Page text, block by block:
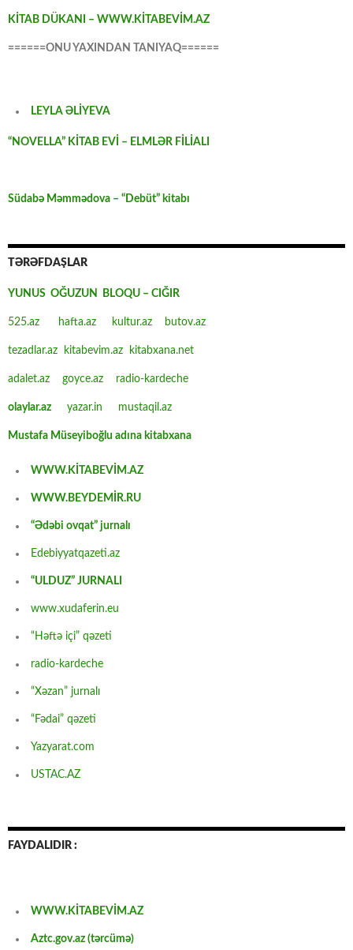
KİTAB DÜKANI – WWW.KİTABEVİM.AZ
======ONU YAXINDAN TANIYAQ======
LEYLA ƏLİYEVA
“NOVELLA” KİTAB EVİ – ELMLƏR FİLİALI
Südabə Məmmədova – “Debüt” kitabı
TƏRƏFDAŞLAR
YUNUS OĞUZUN BLOQU – CIĞIR
525.az hafta.az kultur.az butov.az
tezadlar.az kitabevim.az kitabxana.net
adalet.az goyce.az radio-kardeche
olaylar.az yazar.in mustaqil.az
Mustafa Müseyiboğlu adına kitabxana
WWW.KİTABEVİM.AZ
WWW.BEYDEMİR.RU
“Ədəbi ovqat” jurnalı
Edebiyyatqazeti.az
“ULDUZ” JURNALI
www.xudaferin.eu
“Həftə içi” qəzeti
radio-kardeche
“Xəzan” jurnalı
“Fədai” qəzeti
Yazyarat.com
USTAC.AZ
FAYDALIDIR :
WWW.KİTABEVİM.AZ
Aztc.gov.az (tərcümə)